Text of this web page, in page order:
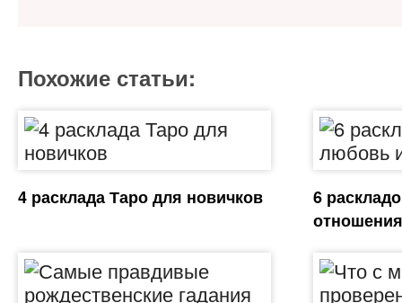
Похожие статьи:
4 расклада Таро для новичков
6
отношения